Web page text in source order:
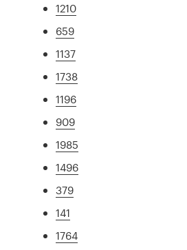
1210
659
1137
1738
1196
909
1985
1496
379
141
1764